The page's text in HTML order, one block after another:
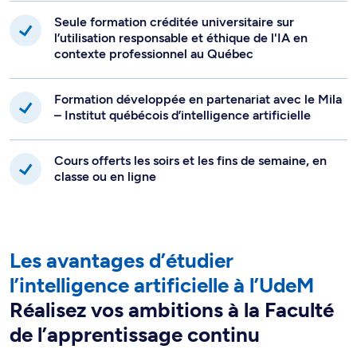
Seule formation créditée universitaire sur
l’utilisation responsable et éthique de l'IA en
contexte professionnel au Québec
Formation développée en partenariat avec le Mila
– Institut québécois d’intelligence artificielle
Cours offerts les soirs et les fins de semaine, en
classe ou en ligne
Les avantages d’étudier
l’intelligence artificielle à l’UdeM
Réalisez vos ambitions à la Faculté
de l’apprentissage continu